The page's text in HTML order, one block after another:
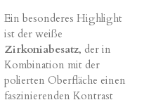
Ein besonderes Highlight
ist der weiße
Zirkoniabesatz, der in
Kombination mit der
polierten Oberfläche einen
faszinierenden Kontrast